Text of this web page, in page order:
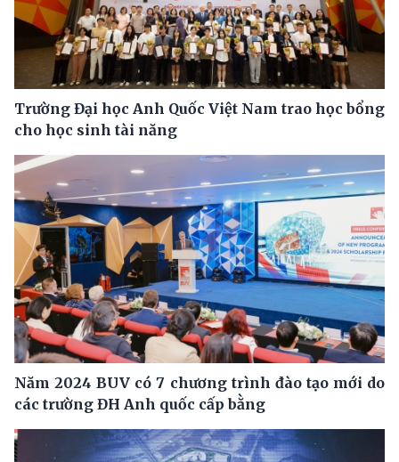
Trường Đại học Anh Quốc Việt Nam trao học bổng
cho học sinh tài năng
Năm 2024 BUV có 7 chương trình đào tạo mới do
các trường ĐH Anh quốc cấp bằng